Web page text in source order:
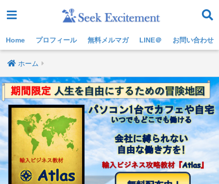
Home プロフィール 無料メルマガ LINE＠ お問い合わせ
ホーム